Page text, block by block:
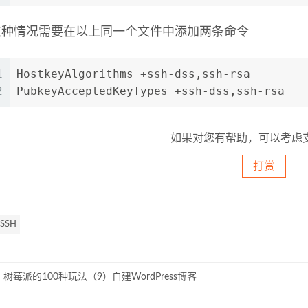
情况需要在以上同一个文件中添加两条命令
HostkeyAlgorithms +ssh-dss,ssh-rsa
PubkeyAcceptedKeyTypes +ssh-dss,ssh-rsa
如果对您有帮助，可以考虑
打赏
树莓派的100种玩法（9）自建WordPress博客